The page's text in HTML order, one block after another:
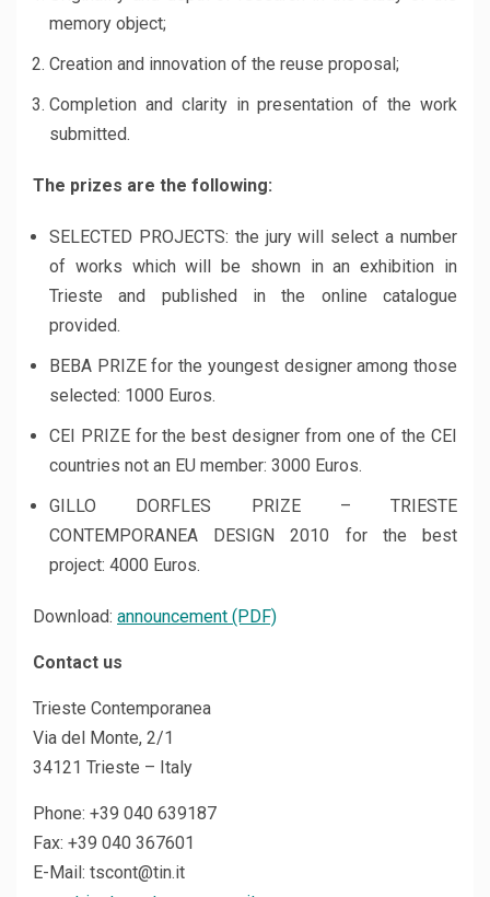
memory object;
Creation and innovation of the reuse proposal;
Completion and clarity in presentation of the work
submitted.
The prizes are the following:
SELECTED PROJECTS: the jury will select a number
of works which will be shown in an exhibition in
Trieste and published in the online catalogue
provided.
BEBA PRIZE for the youngest designer among those
selected: 1000 Euros.
CEI PRIZE for the best designer from one of the CEI
countries not an EU member: 3000 Euros.
GILLO DORFLES PRIZE – TRIESTE
CONTEMPORANEA DESIGN 2010 for the best
project: 4000 Euros.
Download: announcement (PDF)
Contact us
Trieste Contemporanea
Via del Monte, 2/1
34121 Trieste – Italy
Phone: +39 040 639187
Fax: +39 040 367601
E-Mail: tscont@tin.it